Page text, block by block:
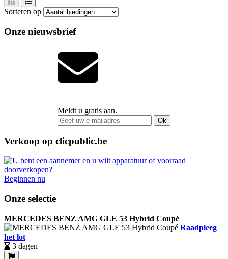
Sorteren op
Onze nieuwsbrief
Meldt u gratis aan.
Ok
Verkoop op clicpublic.be
Beginnen nu
Onze selectie
MERCEDES BENZ AMG GLE 53 Hybrid Coupé
Raadpleeg
het lot
3 dagen